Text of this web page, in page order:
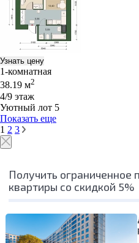
Узнать цену
1-комнатная
38.19 м2
4/9 этаж
Уютный лот 5
Показать еще
1 2 3
Получить ограниченное
квартиры со скидкой 5%